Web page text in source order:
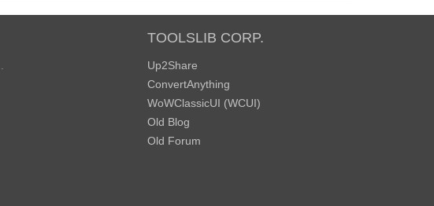
TOOLSLIB CORP.
Up2Share
ConvertAnything
WoWClassicUI (WCUI)
Old Blog
Old Forum